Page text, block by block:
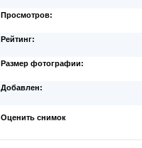
Просмотров:
Рейтинг:
Размер фотографии:
Добавлен:
Оценить снимок